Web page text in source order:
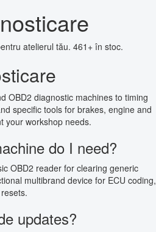
atelierul tău. 461+ în stoc.
OBD2 diagnostic machines to timing
specific tools for brakes, engine and
your workshop needs.
do I need?
OBD2 reader for clearing generic
multibrand device for ECU coding,
updates?